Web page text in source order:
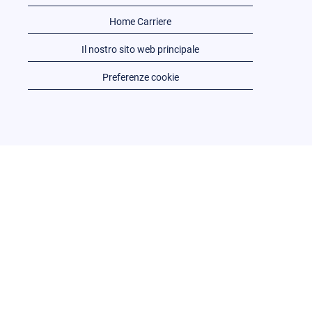
Home Carriere
Il nostro sito web principale
Preferenze cookie